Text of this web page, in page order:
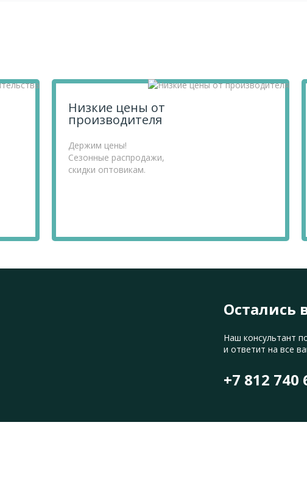
Низкие цены от
производителя
Держим цены!
Сезонные распродажи,
скидки оптовикам.
Остались
Наш консультант
и ответит на все
+7 812 740